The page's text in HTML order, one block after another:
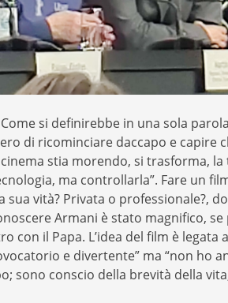
si definirebbe in una sola
di ricominciare daccapo e capire
stia morendo, si trasforma,
ma controllarla”. Fare un
vità? Privata o professionale?,
Armani è stato magnifico,
il Papa. L’idea del film è
e divertente” ma “non ho
sono conscio della brevità della